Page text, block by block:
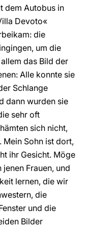
dem Autobus in
Devoto«
die
um die
das Bild der
Alle konnte sie
Schlange
dann wurden sie
sehr oft
sich nicht,
Mein Sohn ist dort,
ihr Gesicht. Möge
Frauen, und
lernen, die wir
die
und die
Bilder